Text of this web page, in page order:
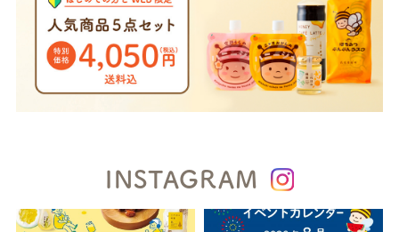
INSTAGRAM